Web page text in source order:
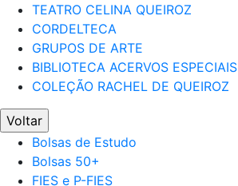
TEATRO CELINA QUEIROZ
CORDELTECA
GRUPOS DE ARTE
BIBLIOTECA ACERVOS ESPECIAIS
COLEÇÃO RACHEL DE QUEIROZ
Voltar
Bolsas de Estudo
Bolsas 50+
FIES e P-FIES